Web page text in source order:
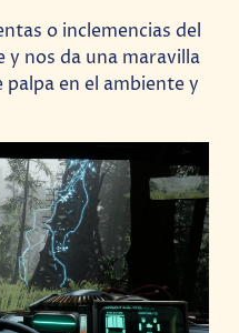
o inclemencias del
y nos da una maravilla
en el ambiente y